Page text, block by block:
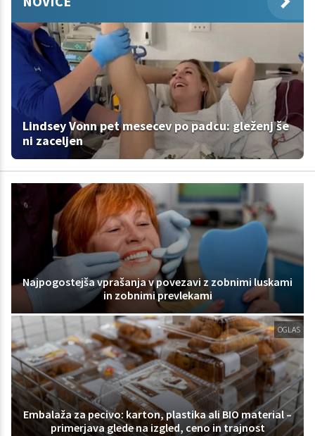
Lindsey Vonn pet mesecev po padcu: gleženj še
ni zaceljen
Najpogostejša vprašanja v povezavi z zobnimi luskami
in zobnimi prevlekami
OGLAS
Embalaža za pecivo: karton, plastika ali BIO material –
primerjava glede na izgled, ceno in trajnost